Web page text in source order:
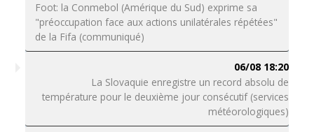
Foot: la Conmebol (Amérique du Sud) exprime sa
"préoccupation face aux actions unilatérales répétées"
de la Fifa (communiqué)
06/08 18:20
La Slovaquie enregistre un record absolu de
température pour le deuxième jour consécutif (services
météorologiques)